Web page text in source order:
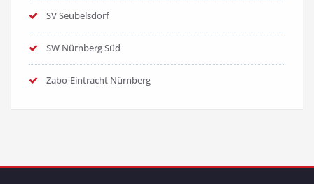
SV Seubelsdorf
SW Nürnberg Süd
Zabo-Eintracht Nürnberg